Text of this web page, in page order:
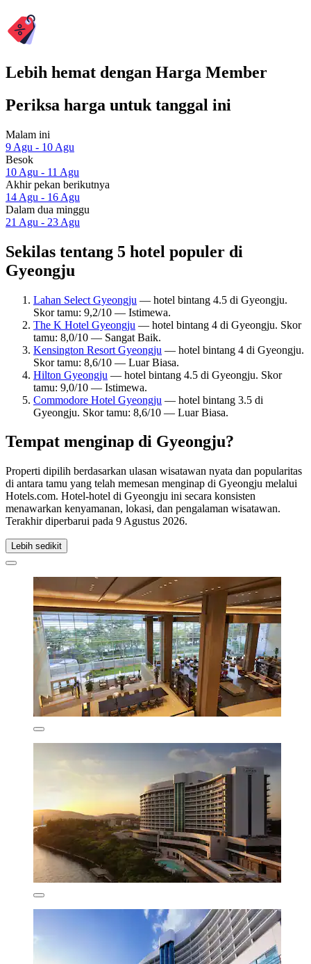
Lebih hemat dengan Harga Member
Periksa harga untuk tanggal ini
Malam ini
9 Agu - 10 Agu
Besok
10 Agu - 11 Agu
Akhir pekan berikutnya
14 Agu - 16 Agu
Dalam dua minggu
21 Agu - 23 Agu
Sekilas tentang 5 hotel populer di
Gyeongju
Lahan Select Gyeongju — hotel bintang 4.5 di Gyeongju.
Skor tamu: 9,2/10 — Istimewa.
The K Hotel Gyeongju — hotel bintang 4 di Gyeongju. Skor
tamu: 8,0/10 — Sangat Baik.
Kensington Resort Gyeongju — hotel bintang 4 di Gyeongju.
Skor tamu: 8,6/10 — Luar Biasa.
Hilton Gyeongju — hotel bintang 4.5 di Gyeongju. Skor
tamu: 9,0/10 — Istimewa.
Commodore Hotel Gyeongju — hotel bintang 3.5 di
Gyeongju. Skor tamu: 8,6/10 — Luar Biasa.
Tempat menginap di Gyeongju?
Properti dipilih berdasarkan ulasan wisatawan nyata dan popularitas
di antara tamu yang telah memesan menginap di Gyeongju melalui
Hotels.com. Hotel-hotel di Gyeongju ini secara konsisten
menawarkan kenyamanan, lokasi, dan pengalaman wisatawan.
Terakhir diperbarui pada 9 Agustus 2026.
Lebih sedikit